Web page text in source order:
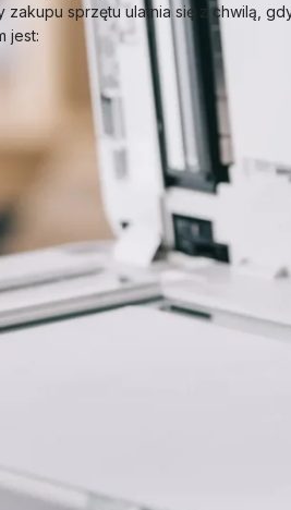
sprzętu ulatnia się z chwilą,
jest: